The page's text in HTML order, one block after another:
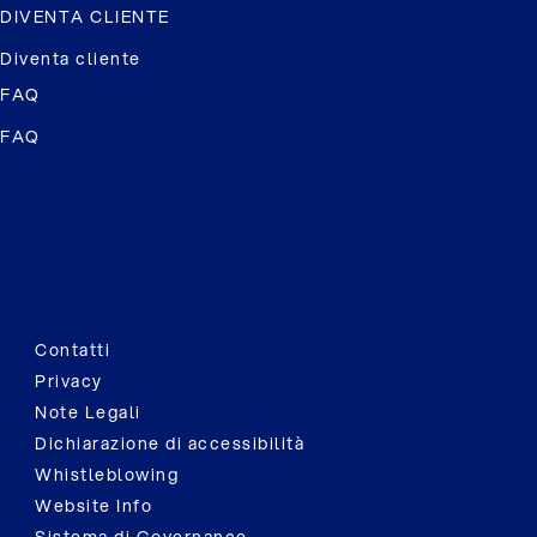
DIVENTA CLIENTE
Diventa cliente
FAQ
FAQ
Contatti
Privacy
Note Legali
Dichiarazione di accessibilità
Whistleblowing
Website Info